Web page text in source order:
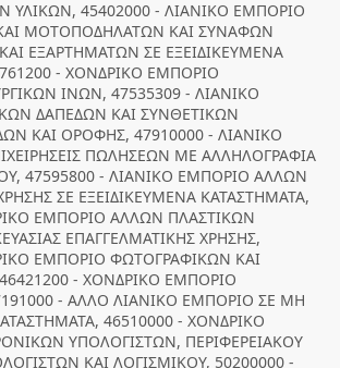
ΥΛΙΚΩΝ, 45402000 - ΛΙΑΝΙΚΟ ΕΜΠΟΡΙΟ
ΜΟΤΟΠΟΔΗΛΑΤΩΝ ΚΑΙ ΣΥΝΑΦΩΝ
ΕΞΑΡΤΗΜΑΤΩΝ ΣΕ ΕΞΕΙΔΙΚΕΥΜΕΝΑ
- ΧΟΝΔΡΙΚΟ ΕΜΠΟΡΙΟ
ΙΝΩΝ, 47535309 - ΛΙΑΝΙΚΟ
ΔΑΠΕΔΩΝ ΚΑΙ ΣΥΝΘΕΤΙΚΩΝ
ΚΑΙ ΟΡΟΦΗΣ, 47910000 - ΛΙΑΝΙΚΟ
ΠΩΛΗΣΕΩΝ ΜΕ ΑΛΛΗΛΟΓΡΑΦΙΑ
47595800 - ΛΙΑΝΙΚΟ ΕΜΠΟΡΙΟ ΑΛΛΩΝ
ΣΕ ΕΞΕΙΔΙΚΕΥΜΕΝΑ ΚΑΤΑΣΤΗΜΑΤΑ,
ΕΜΠΟΡΙΟ ΑΛΛΩΝ ΠΛΑΣΤΙΚΩΝ
ΕΠΑΓΓΕΛΜΑΤΙΚΗΣ ΧΡΗΣΗΣ,
ΕΜΠΟΡΙΟ ΦΩΤΟΓΡΑΦΙΚΩΝ ΚΑΙ
- ΧΟΝΔΡΙΚΟ ΕΜΠΟΡΙΟ
- ΑΛΛΟ ΛΙΑΝΙΚΟ ΕΜΠΟΡΙΟ ΣΕ ΜΗ
46510000 - ΧΟΝΔΡΙΚΟ
ΥΠΟΛΟΓΙΣΤΩΝ, ΠΕΡΙΦΕΡΕΙΑΚΟΥ
ΚΑΙ ΛΟΓΙΣΜΙΚΟΥ, 50200000 -